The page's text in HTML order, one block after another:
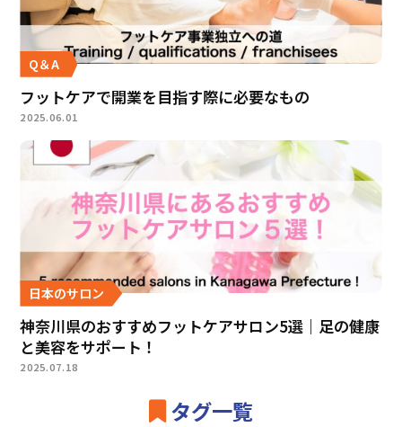
Q＆A
フットケアで開業を目指す際に必要なもの
2025.06.01
日本のサロン
神奈川県のおすすめフットケアサロン5選｜足の健康
と美容をサポート！
2025.07.18
タグ一覧